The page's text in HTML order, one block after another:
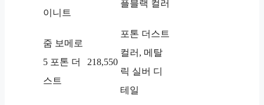
이니트
플블랙 컬러
줌 보메로
5 포톤 더
스트
218,550
포톤 더스트
컬러, 메탈
릭 실버 디
테일